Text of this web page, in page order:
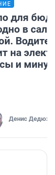
для
в
на
и
Денис